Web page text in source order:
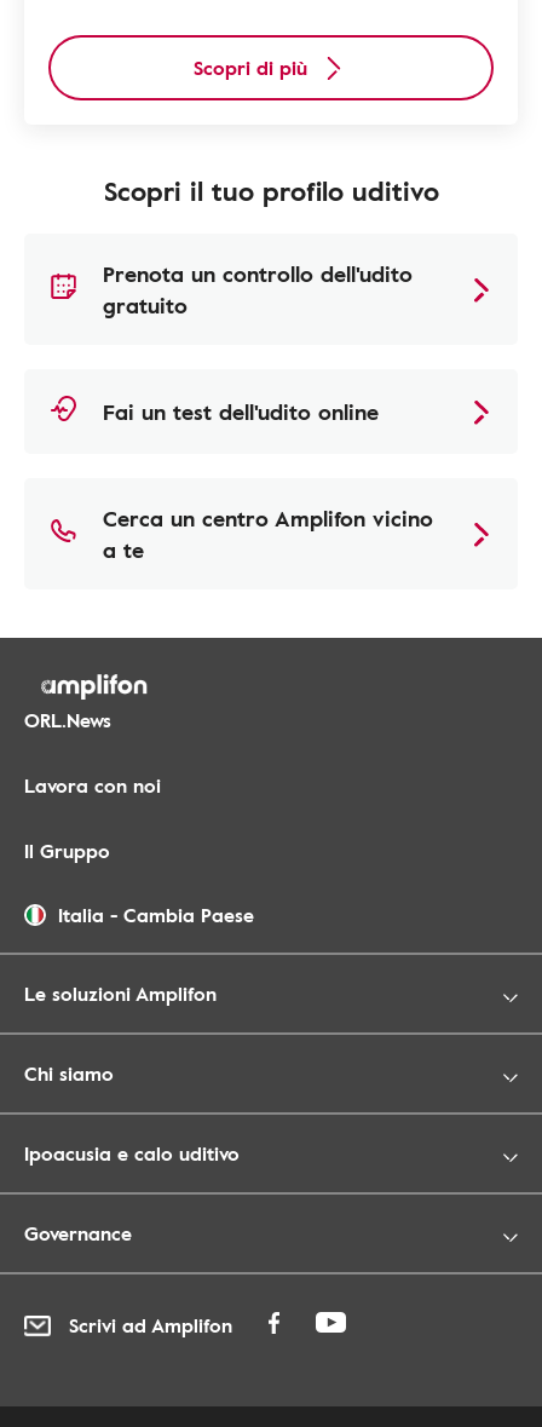
Scopri di più
Scopri il tuo profilo uditivo
Prenota un controllo dell'udito
gratuito
Fai un test dell'udito online
Cerca un centro Amplifon vicino
a te
ORL.News
Lavora con noi
Il Gruppo
Italia - Cambia Paese
Le soluzioni Amplifon
Chi siamo
Ipoacusia e calo uditivo
Governance
Scrivi ad Amplifon